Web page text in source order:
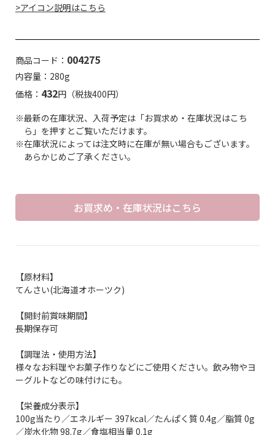
>アイコン説明はこちら
商品コード： 004275
内容量：280g
価格： 432円（税抜400円）
※最新の在庫状況、入荷予定は「お買求め・在庫状況はこち
ら」を押すとご覧いただけます。
※在庫状況によっては注文時に在庫が無い場合もございます。
あらかじめご了承ください。
お買求め・在庫状況はこちら
【原材料】
てんさい(北海道オホーツク)
【開封前賞味期間】
長期保存可
【調理法・使用方法】
様々なお料理やお菓子作りなどにご使用ください。飲み物やヨ
ーグルトなどの味付けにも。
【栄養成分表示】
100g当たり／エネルギー 397kcal／たんぱく質 0.4g／脂質 0g
／炭水化物 98.7g／食塩相当量 0.1g